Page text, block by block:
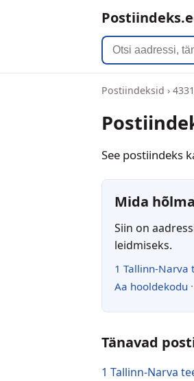
Postiindeksid ›
See postiindeks
Mida
Siin on
leidmiseks.
1 Tallinn-Narva
Aa hooldekodu ·
Tänavad
1 Tallinn-Narva